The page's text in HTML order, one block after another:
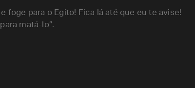
foge para o Egito! Fica lá até que eu te avise!
matá-lo”.